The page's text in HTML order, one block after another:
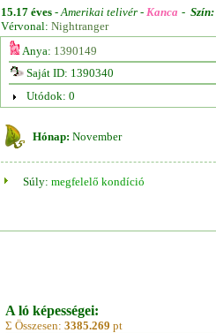
15.17 éves -Amerikai telivér - Kanca - Szín:
Vérvonal: Nightranger
Anya: 1390149
Saját ID: 1390340
Utódok: 0
Hónap: November
Súly: megfelelő kondíció
A ló képességei:
Σ Összesen: 3385.269 pt